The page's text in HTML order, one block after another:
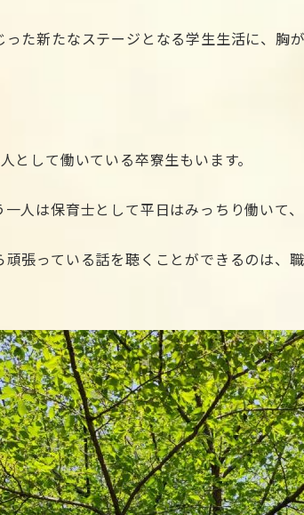
た新たなステージとなる学生生活に、胸
として働いている卒寮生もいます。
人は保育士として平日はみっちり働いて、
張っている話を聴くことができるのは、職